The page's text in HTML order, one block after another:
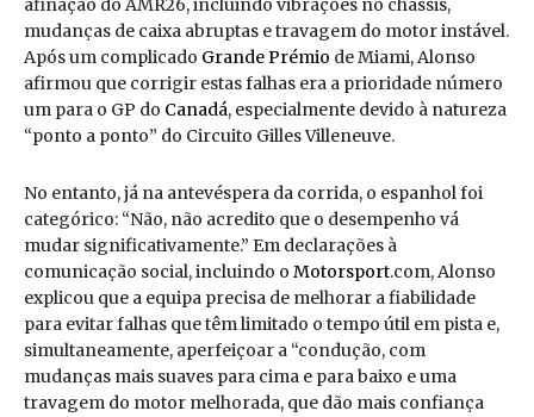
afinação do AMR26, incluindo vibrações no chassis,
mudanças de caixa abruptas e travagem do motor instável.
Após um complicado Grande Prémio de Miami, Alonso
afirmou que corrigir estas falhas era a prioridade número
um para o GP do Canadá, especialmente devido à natureza
“ponto a ponto” do Circuito Gilles Villeneuve.
No entanto, já na antevéspera da corrida, o espanhol foi
categórico: “Não, não acredito que o desempenho vá
mudar significativamente.” Em declarações à
comunicação social, incluindo o Motorsport.com, Alonso
explicou que a equipa precisa de melhorar a fiabilidade
para evitar falhas que têm limitado o tempo útil em pista e,
simultaneamente, aperfeiçoar a “condução, com
mudanças mais suaves para cima e para baixo e uma
travagem do motor melhorada, que dão mais confiança